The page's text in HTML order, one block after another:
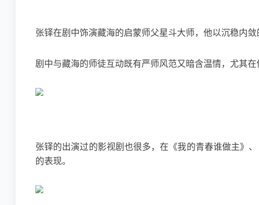
张铎在剧中饰演藏海的启蒙师父星斗大师，他以沉稳内敛
剧中与藏海的师徒互动既有严师风范又暗含温情，尤其
张铎的出演过的影视剧也很多，在《我的青春谁做主》
的表现。